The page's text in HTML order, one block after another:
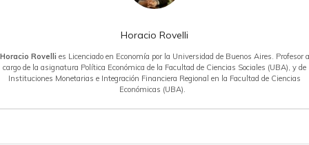
Horacio Rovelli
Horacio Rovelli es Licenciado en Economía por la Universidad de Buenos Aires. Profesor a
cargo de la asignatura Política Económica de la Facultad de Ciencias Sociales (UBA), y de
Instituciones Monetarias e Integración Financiera Regional en la Facultad de Ciencias
Económicas (UBA).